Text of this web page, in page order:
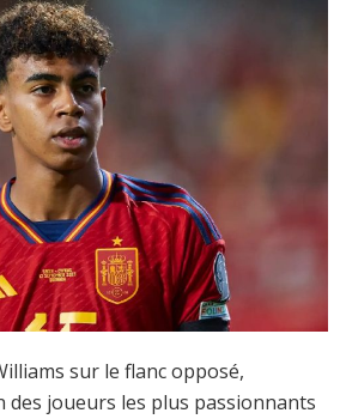
sur le flanc opposé,
des joueurs les plus passionnants